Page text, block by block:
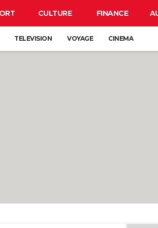
CULTURE FINANCE
TELEVISION VOYAGE CINEMA